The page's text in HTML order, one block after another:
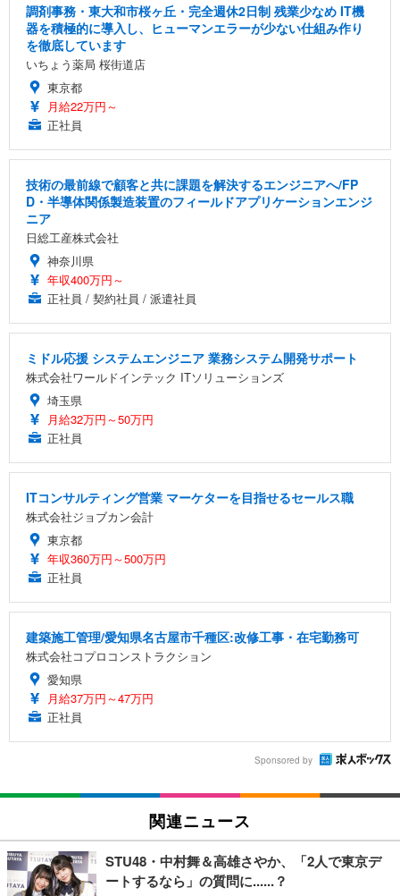
調剤事務・東大和市桜ヶ丘・完全週休2日制 残業少なめ IT機
器を積極的に導入し、ヒューマンエラーが少ない仕組み作り
を徹底しています
いちょう薬局 桜街道店
東京都
月給22万円～
正社員
技術の最前線で顧客と共に課題を解決するエンジニアへ/FP
D・半導体関係製造装置のフィールドアプリケーションエンジ
ニア
日総工産株式会社
神奈川県
年収400万円～
正社員 / 契約社員 / 派遣社員
ミドル応援 システムエンジニア 業務システム開発サポート
株式会社ワールドインテック ITソリューションズ
埼玉県
月給32万円～50万円
正社員
ITコンサルティング営業 マーケターを目指せるセールス職
株式会社ジョブカン会計
東京都
年収360万円～500万円
正社員
建築施工管理/愛知県名古屋市千種区:改修工事・在宅勤務可
株式会社コプロコンストラクション
愛知県
月給37万円～47万円
正社員
Sponsored by
関連ニュース
STU48・中村舞＆高雄さやか、「2人で東京デ
ートするなら」の質問に......？